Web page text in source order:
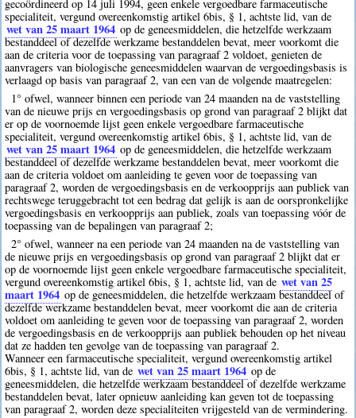
gecoördineerd op 14 juli 1994, geen enkele vergoedbare farmaceutische
specialiteit, vergund overeenkomstig artikel 6bis, § 1, achtste lid, van de
wet van 25 maart 1964 op de geneesmiddelen, die hetzelfde werkzaam
bestanddeel of dezelfde werkzame bestanddelen bevat, meer voorkomt die
aan de criteria voor de toepassing van paragraaf 2 voldoet, genieten de
aanvragers van biologische geneesmiddelen waarvan de vergoedingsbasis is
verlaagd op basis van paragraaf 2, van een van de volgende maatregelen:
1° ofwel, wanneer binnen een periode van 24 maanden na de vaststelling
van de nieuwe prijs en vergoedingsbasis op grond van paragraaf 2 blijkt dat
er op de voornoemde lijst geen enkele vergoedbare farmaceutische
specialiteit, vergund overeenkomstig artikel 6bis, § 1, achtste lid, van de
wet van 25 maart 1964 op de geneesmiddelen, die hetzelfde werkzaam
bestanddeel of dezelfde werkzame bestanddelen bevat, meer voorkomt die
aan de criteria voldoet om aanleiding te geven voor de toepassing van
paragraaf 2, worden de vergoedingsbasis en de verkoopprijs aan publiek van
rechtswege teruggebracht tot een bedrag dat gelijk is aan de oorspronkelijke
vergoedingsbasis en verkoopprijs aan publiek, zoals van toepassing vóór de
toepassing van de bepalingen van paragraaf 2;
2° ofwel, wanneer na een periode van 24 maanden na de vaststelling van
de nieuwe prijs en vergoedingsbasis op grond van paragraaf 2 blijkt dat er
op de voornoemde lijst geen enkele vergoedbare farmaceutische specialiteit,
vergund overeenkomstig artikel 6bis, § 1, achtste lid, van de wet van 25
maart 1964 op de geneesmiddelen, die hetzelfde werkzaam bestanddeel of
dezelfde werkzame bestanddelen bevat, meer voorkomt die aan de criteria
voldoet om aanleiding te geven voor de toepassing van paragraaf 2, worden
de vergoedingsbasis en de verkoopprijs aan publiek behouden op het niveau
dat ze hadden ten gevolge van de toepassing van paragraaf 2.
Wanneer een farmaceutische specialiteit, vergund overeenkomstig artikel
6bis, § 1, achtste lid, van de wet van 25 maart 1964 op de
geneesmiddelen, die hetzelfde werkzaam bestanddeel of dezelfde werkzame
bestanddelen bevat, later opnieuw aanleiding kan geven tot de toepassing
van paragraaf 2, worden deze specialiteiten vrijgesteld van de vermindering.